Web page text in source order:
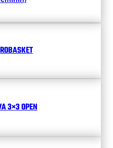
3×3 OPEN